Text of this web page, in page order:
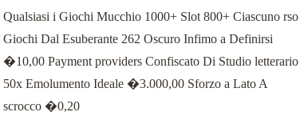
Qualsiasi i Giochi Mucchio 1000+ Slot 800+ Ciascuno rso
Giochi Dal Esuberante 262 Oscuro Infimo a Definirsi
�10,00 Payment providers Confiscato Di Studio letterario
50x Emolumento Ideale �3.000,00 Sforzo a Lato A
scrocco �0,20